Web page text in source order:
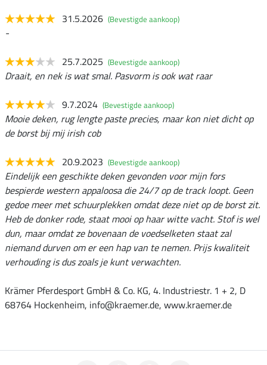
31.5.2026 (Bevestigde aankoop)
-
25.7.2025 (Bevestigde aankoop)
Draait, en nek is wat smal. Pasvorm is ook wat raar
9.7.2024 (Bevestigde aankoop)
Mooie deken, rug lengte paste precies, maar kon niet dicht op
de borst bij mij irish cob
20.9.2023 (Bevestigde aankoop)
Eindelijk een geschikte deken gevonden voor mijn fors
bespierde western appaloosa die 24/7 op de track loopt. Geen
gedoe meer met schuurplekken omdat deze niet op de borst zit.
Heb de donker rode, staat mooi op haar witte vacht. Stof is wel
dun, maar omdat ze bovenaan de voedselketen staat zal
niemand durven om er een hap van te nemen. Prijs kwaliteit
verhouding is dus zoals je kunt verwachten.
Krämer Pferdesport GmbH & Co. KG, 4. Industriestr. 1 + 2, D
68764 Hockenheim, info@kraemer.de, www.kraemer.de